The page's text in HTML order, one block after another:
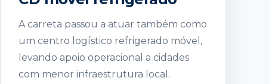
A carreta passou a atuar também como
um centro logístico refrigerado móvel,
levando apoio operacional a cidades
com menor infraestrutura local.